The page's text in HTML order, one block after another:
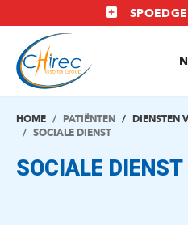
en
naar
inhoud
gaan
HOME PATIËNTEN
DIENSTEN
SOCIALE DIENST
SOCIALE DIENST